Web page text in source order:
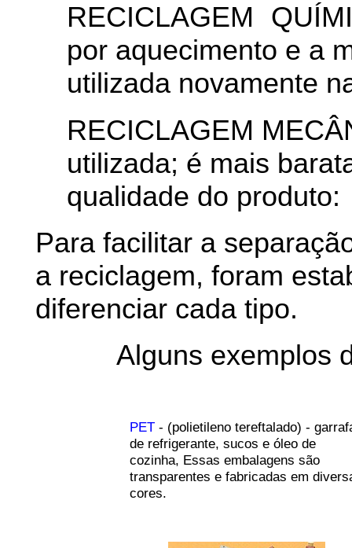
RECICLAGEM
por aquecimento e a
utilizada novamente
RECICLAGEM
utilizada; é mais
qualidade do produto:
Para facilitar a
a reciclagem, foram
diferenciar cada tipo.
Alguns exemplos
PET- (polietileno tereftalado) -
de refrigerante, sucos e óleo de
cozinha, Essas embalagens são
transparentes e fabricadas em
cores.